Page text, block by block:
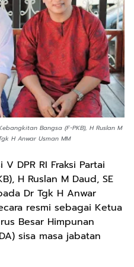
Bangsa (F-PKB), H Ruslan M
H Anwar Usman MM
DPR RI Fraksi Partai
H Ruslan M Daud, SE
Dr Tgk H Anwar
resmi sebagai Ketua
Besar Himpunan
sisa masa jabatan